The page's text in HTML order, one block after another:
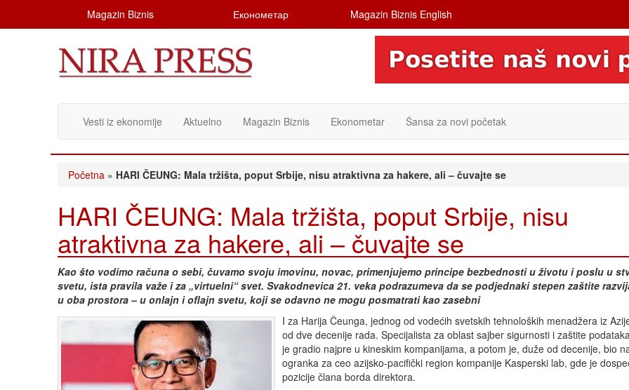
Magazin Biznis Економетар Magazin Biznis English
Vesti iz ekonomije Aktuelno Magazin Biznis Ekonometar Šansa za novi početak
Početna » HARI ČEUNG: Mala tržišta, poput Srbije, nisu atraktivna za hakere, ali – čuvajte se
HARI ČEUNG: Mala tržišta, poput Srbije, nisu
atraktivna za hakere, ali – čuvajte se
Kao što vodimo računa o sebi, čuvamo svoju imovinu, novac, primenjujemo principe bezbednosti u životu i poslu u
svetu, ista pravila važe i za „virtuelni“ svet. Svakodnevica 21. veka podrazumeva da se podjednaki stepen zaštite
u oba prostora – u onlajn i oflajn svetu, koji se odavno ne mogu posmatrati kao zasebni
I za Harija Čeunga, jednog od vodećih svetskih tehnoloških menadžera iz
od dve decenije rada. Specijalista za oblast sajber sigurnosti i zaštite
je gradio najpre u kineskim kompanijama, a potom je, duže od decenije, bio
ogranka za ceo azijsko-pacifički region kompanije Kasperski lab, gde je
pozicije člana borda direktora.